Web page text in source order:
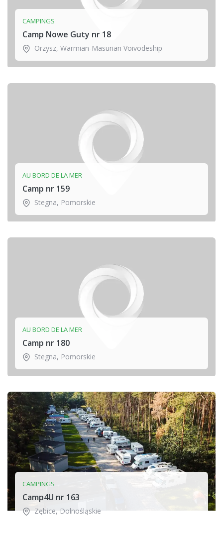
CAMPINGS
Camp Nowe Guty nr 18
Orzysz, Warmian-Masurian Voivodeship
AU BORD DE LA MER
Camp nr 159
Stegna, Pomorskie
AU BORD DE LA MER
Camp nr 180
Stegna, Pomorskie
CAMPINGS
Camp4U nr 163
Zębice, Dolnośląskie